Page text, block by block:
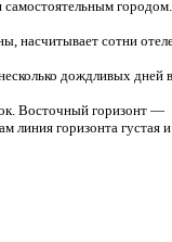
насчитывает сотни
дождливых дней в
Восточный горизонт —
линия горизонта густая